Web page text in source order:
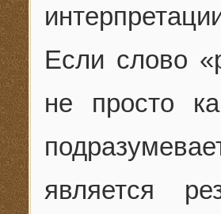
Если слово
не просто
является